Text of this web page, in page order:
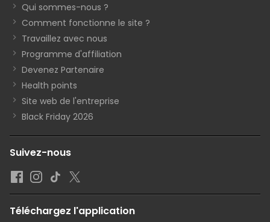
Qui sommes-nous ?
Comment fonctionne le site ?
Travaillez avec nous
Programme d'affiliation
Devenez Partenaire
Health points
Site web de l'entreprise
Black Friday 2026
Suivez-nous
Téléchargez l'application